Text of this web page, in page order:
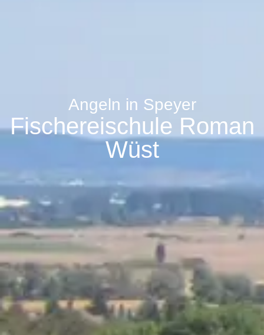
Angeln in Speyer
Fischereischule Roman
Wüst